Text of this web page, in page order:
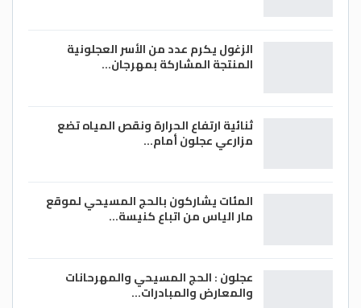
الزغول يكرم عدد من الأسر العجلونية
المنتجة المشاركة بمهرجان…
ثنائية ارتفاع الحرارة ونقص المياه تضع
مزارعي عجلون أمام…
المئات يشاركون بالحج المسيحي لموقع
مار الياس من اتباع كنيسة…
عجلون : الحج المسيحي والمهرحانات
والمعارض والمبادرات…